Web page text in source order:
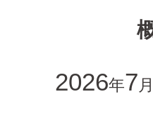
2026年7月